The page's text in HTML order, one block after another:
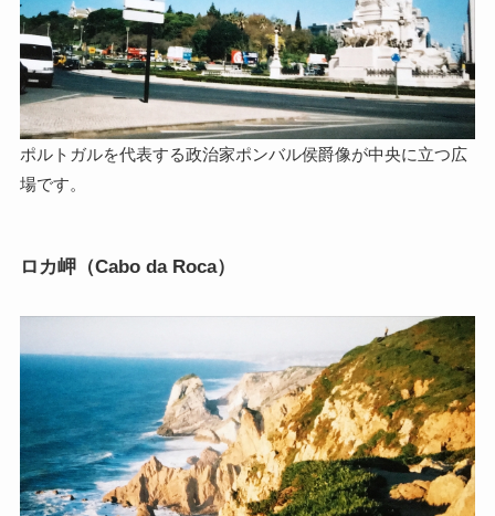
ポルトガルを代表する政治家ポンバル侯爵像が中央に立つ広
場です。
ロカ岬（Cabo da Roca）